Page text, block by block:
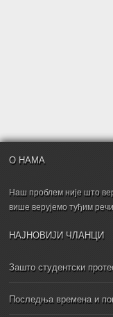
О НАМА
Наш проблем није што
више верујемо туђим
НАЈНОВИЈИ ЧЛАНЦИ
Зашто студентски
Последња времена и